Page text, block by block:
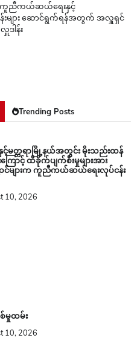
ကူညီကယ်ဆယ်ရေးနှင့်
းများ ဆောင်ရွက်ရန်အတွက် အလှူရှင်
ဒါန်း
Trending Posts
မတ္တရာမြို့နယ်အတွင်း မိုးသည်းထန်
ကြောင့် ထိခိုက်ပျက်စီးမှုများအား
င်များက ကူညီကယ်ဆယ်ရေးလုပ်ငန်း
10, 2026
မှုထမ်း
10, 2026